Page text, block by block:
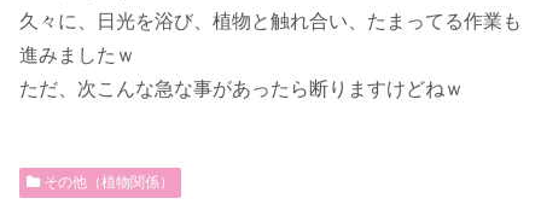
久々に、日光を浴び、植物と触れ合い、たまってる作業も
進みましたｗ
ただ、次こんな急な事があったら断りますけどねｗ
その他（植物関係）